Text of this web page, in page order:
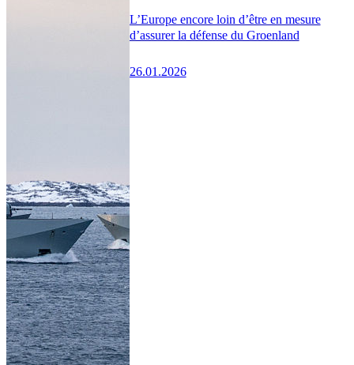
L’Europe encore loin d’être en mesure
d’assurer la défense du Groenland
26.01.2026